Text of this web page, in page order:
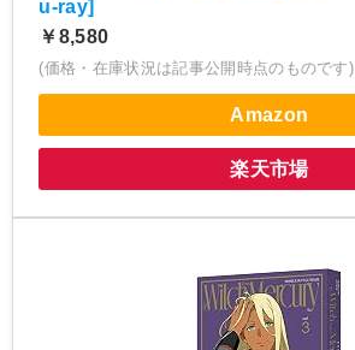
u-ray]
￥8,580
(価格・在庫状況は記事公開時点のものです)
Amazon
楽天市場